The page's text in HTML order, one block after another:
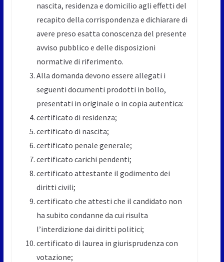
nascita, residenza e domicilio agli effetti del
recapito della corrispondenza e dichiarare di
avere preso esatta conoscenza del presente
avviso pubblico e delle disposizioni
normative di riferimento.
Alla domanda devono essere allegati i
seguenti documenti prodotti in bollo,
presentati in originale o in copia autentica:
certificato di residenza;
certificato di nascita;
certificato penale generale;
certificato carichi pendenti;
certificato attestante il godimento dei
diritti civili;
certificato che attesti che il candidato non
ha subito condanne da cui risulta
l’interdizione dai diritti politici;
certificato di laurea in giurisprudenza con
votazione;